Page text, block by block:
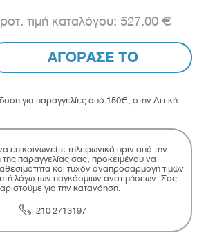
527.00 €
ΑΓΟΡΑΣΕ ΤΟ
για παραγγελίες από 150€, στην Αττική
επικοινωνείτε τηλεφωνικά πριν από την
παραγγελίας σας, προκειμένου να
και τυχόν αναπροσαρμογή τιμών
λόγω των παγκόσμιων ανατιμήσεων. Σας
για την κατανόηση.
210 2713197